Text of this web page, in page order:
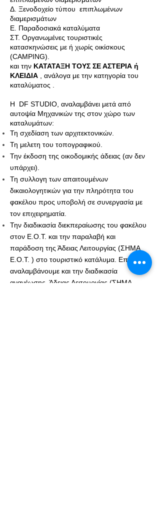
Δ. Ξενοδοχείο τύπου επιπλωμένων
διαμερισμάτων
Ε. Παραδοσιακά καταλύματα
ΣΤ. Οργανωμένες τουριστικές
κατασκηνώσεις με ή χωρίς οικίσκους
(CAMPING).
και την ΚΑΤΑΤΑΞΗ ΤΟΥΣ ΣΕ ΑΣΤΕΡΙΑ ή
ΚΛΕΙΔΙΑ , ανάλογα με την κατηγορία του
καταλύματος .
Η DF STUDIO, αναλαμβάνει μετά από
αυτοψία Μηχανικών της στον χώρο των
καταλυμάτων:
Τη σχεδίαση των αρχιτεκτονικών.
Τη μελετη του τοπογραφικού.
Την έκδοση της οικοδομικής άδειας (αν δεν
υπάρχει).
Τη συλλογη των απαιτουμένων
δικαιολογητικών για την πληρότητα του
φακέλου προς υποβολή σε συνεργασία με
τον επιχειρηματία.
Την διαδικασία διεκπεραίωσης του φακέλου
στον Ε.Ο.Τ. και την παραλαβή και
παράδοση της Άδειας Λειτουργίας (ΣΗΜΑ
Ε.Ο.Τ. ) στο τουριστικό κατάλυμα. Επίσης,
αναλαμβάνoυμε και την διαδικασία
ανανέωσης Άδειας Λειτουργίας (ΣΗΜΑ